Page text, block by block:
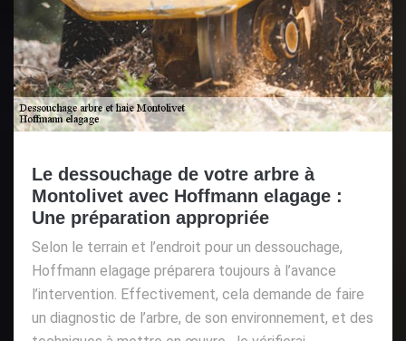
Le dessouchage de votre arbre à
Montolivet avec Hoffmann elagage :
Une préparation appropriée
Selon le terrain et l’endroit pour un dessouchage,
Hoffmann elagage préparera toujours à l’avance
l’intervention. Effectivement, cela demande de faire
un diagnostic de l’arbre, de son environnement, et des